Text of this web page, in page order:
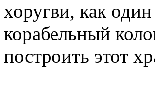
хоругви, как
корабельный
построить этот